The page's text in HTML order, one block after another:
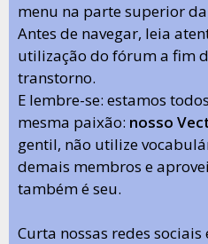
menu na parte superior
Antes de navegar, leia
utilização do fórum a fim
transtorno.
E lembre-se: estamos
mesma paixão: nosso
gentil, não utilize
demais membros e
também é seu.
Curta nossas redes